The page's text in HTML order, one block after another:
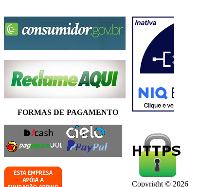
FORMAS DE PAGAMENTO
Copyright © 2026 |